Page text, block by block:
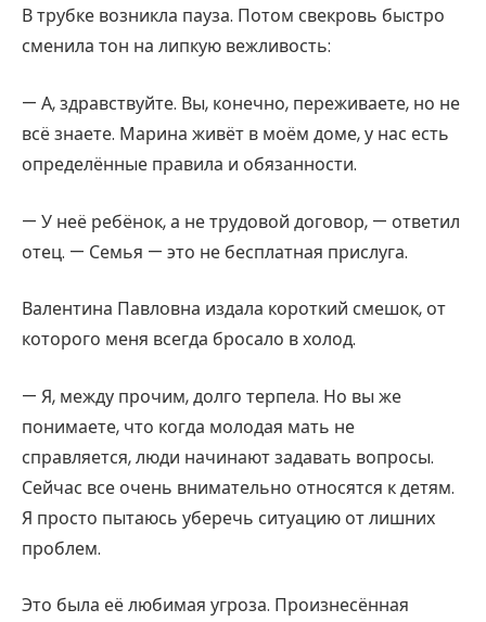
В трубке возникла пауза. Потом свекровь быстро
сменила тон на липкую вежливость:
— А, здравствуйте. Вы, конечно, переживаете, но не
всё знаете. Марина живёт в моём доме, у нас есть
определённые правила и обязанности.
— У неё ребёнок, а не трудовой договор, — ответил
отец. — Семья — это не бесплатная прислуга.
Валентина Павловна издала короткий смешок, от
которого меня всегда бросало в холод.
— Я, между прочим, долго терпела. Но вы же
понимаете, что когда молодая мать не
справляется, люди начинают задавать вопросы.
Сейчас все очень внимательно относятся к детям.
Я просто пытаюсь уберечь ситуацию от лишних
проблем.
Это была её любимая угроза. Произнесённая